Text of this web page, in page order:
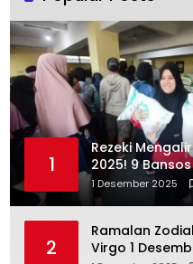
1
Rezeki
2025! 9
PKH, BPNT,
Double
1 Desember 2025
2
Ramalan
Virgo 1